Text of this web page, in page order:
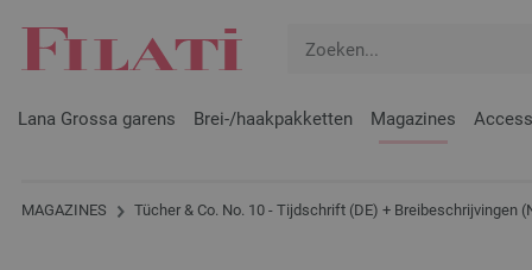
Lana Grossa garens Brei-/haakpakketten Magazines
MAGAZINES Tücher & Co. No. 10 - Tijdschrift (DE) + Breibeschrijvingen